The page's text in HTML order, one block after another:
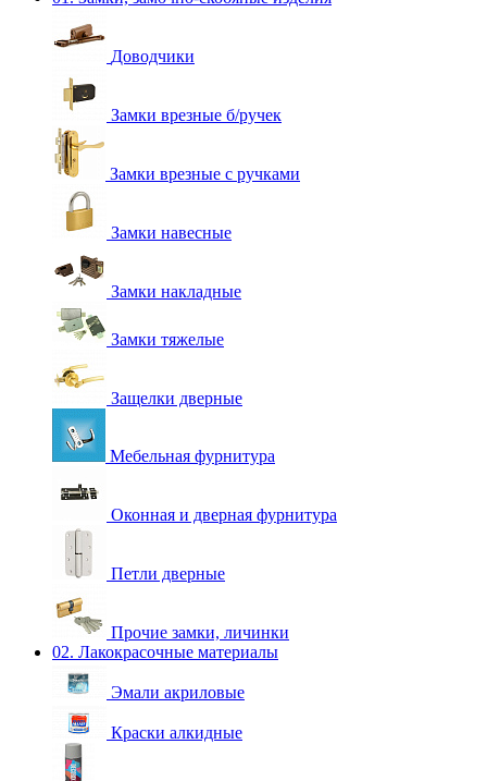
Доводчики
Замки врезные б/ручек
Замки врезные с ручками
Замки навесные
Замки накладные
Замки тяжелые
Защелки дверные
Мебельная фурнитура
Оконная и дверная фурнитура
Петли дверные
Прочие замки, личинки
02. Лакокрасочные материалы
Эмали акриловые
Краски алкидные